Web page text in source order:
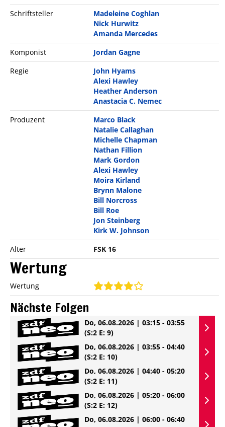
Schriftsteller
Madeleine Coghlan
Nick Hurwitz
Amanda Mercedes
Komponist
Jordan Gagne
Regie
John Hyams
Alexi Hawley
Heather Anderson
Anastacia C. Nemec
Produzent
Marco Black
Natalie Callaghan
Michelle Chapman
Nathan Fillion
Mark Gordon
Alexi Hawley
Moira Kirland
Brynn Malone
Bill Norcross
Bill Roe
Jon Steinberg
Kirk W. Johnson
Alter
FSK 16
Wertung
Wertung
Nächste Folgen
Do, 06.08.2026 | 03:15 - 03:55
(S:2 E: 9)
Do, 06.08.2026 | 03:55 - 04:40
(S:2 E: 10)
Do, 06.08.2026 | 04:40 - 05:20
(S:2 E: 11)
Do, 06.08.2026 | 05:20 - 06:00
(S:2 E: 12)
Do, 06.08.2026 | 06:00 - 06:40